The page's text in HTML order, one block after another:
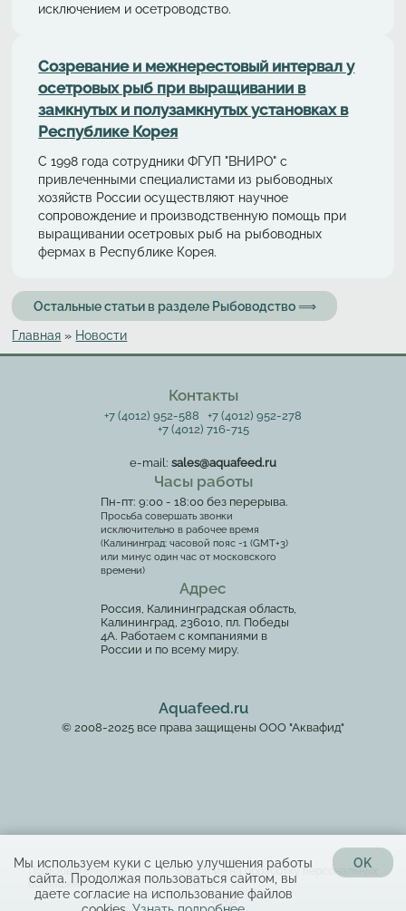
исключением и осетроводство.
Cозревание и межнерестовый интервал у
осетровых рыб при выращивании в
замкнутых и полузамкнутых установках в
Республике Корея
С 1998 года сотрудники ФГУП "ВНИРО" с
привлеченными специалистами из рыбоводных
хозяйств России осуществляют научное
сопровождение и производственную помощь при
выращивании осетровых рыб на рыбоводных
фермах в Республике Корея.
Остальные статьи в разделе Рыбоводство ⟹
Вы здесь
Главная » Новости
Контакты
+7 (4012) 952-588
+7 (4012) 952-278
+7 (4012) 716-715
e-mail: sales@aquafeed.ru
Часы работы
Пн-пт: 9:00 - 18:00 без перерыва.
Просьба совершать звонки
исключительно в рабочее время
(Калининград: часовой пояс -1 (GMT+3)
или минус один час от московского
времени)
Адрес
Россия, Калининградская область,
Калининград, 236010, пл. Победы
4А. Работаем с компаниями в
России и по всему миру.
Aquafeed.ru
© 2008-2025 все права защищены ООО "Аквафид"
Пользовательское
соглашение
Согласие на обработку персональных
данных
Мы используем куки с целью улучшения работы
сайта. Продолжая пользоваться сайтом, вы
даете согласие на использование файлов
OK